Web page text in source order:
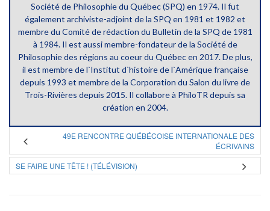
Société de Philosophie du Québec (SPQ) en 1974. Il fut
également archiviste-adjoint de la SPQ en 1981 et 1982 et
membre du Comité de rédaction du Bulletin de la SPQ de 1981
à 1984. Il est aussi membre-fondateur de la Société de
Philosophie des régions au coeur du Québec en 2017. De plus,
il est membre de l`Institut d`histoire de l`Amérique française
depuis 1993 et membre de la Corporation du Salon du livre de
Trois-Rivières depuis 2015. Il collabore à PhiloTR depuis sa
création en 2004.
49E RENCONTRE QUÉBÉCOISE INTERNATIONALE DES
ÉCRIVAINS
SE FAIRE UNE TÊTE ! (TÉLÉVISION)